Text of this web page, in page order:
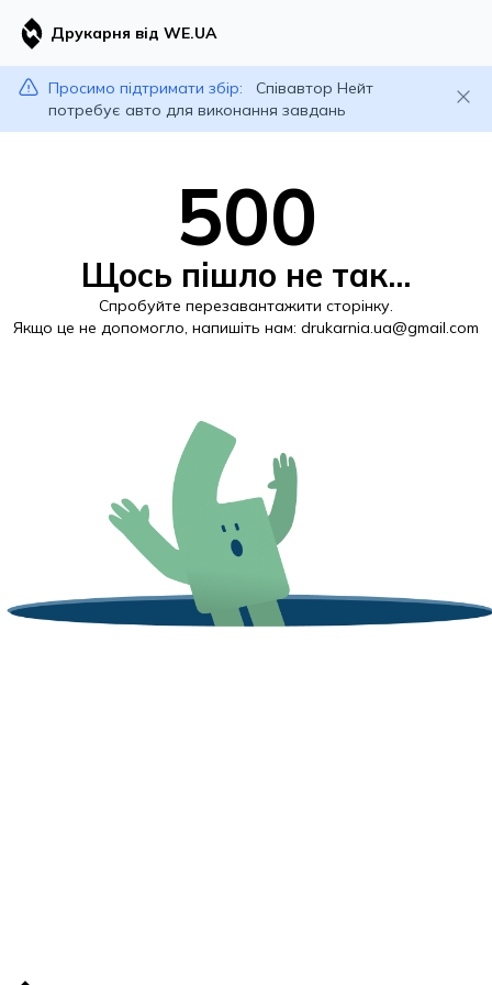
Друкарня від WE.UA
Просимо підтримати збір:
Співавтор Нейт
потребує авто для виконання завдань
500
Щось пішло не так...
Спробуйте перезавантажити сторінку.
Якщо це не допомогло, напишіть нам: drukarnia.ua@gmail.com